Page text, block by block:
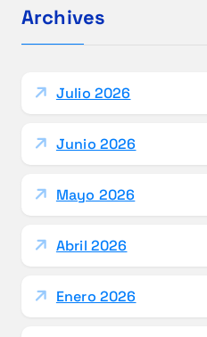
r
Archives
Julio 2026
Junio 2026
Mayo 2026
Abril 2026
Enero 2026